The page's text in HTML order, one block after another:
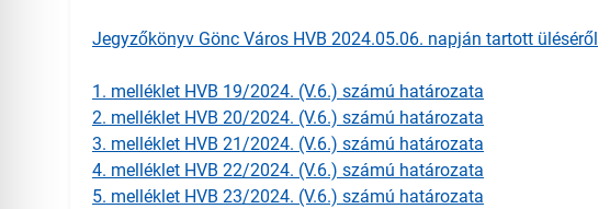
Jegyzőkönyv Gönc Város HVB 2024.05.06. napján tartott üléséről
1. melléklet HVB 19/2024. (V.6.) számú határozata
2. melléklet HVB 20/2024. (V.6.) számú határozata
3. melléklet HVB 21/2024. (V.6.) számú határozata
4. melléklet HVB 22/2024. (V.6.) számú határozata
5. melléklet HVB 23/2024. (V.6.) számú határozata